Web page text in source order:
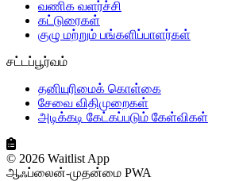
வணிக வளர்ச்சி
கட்டுரைகள்
குழு மற்றும் பங்களிப்பாளர்கள்
சட்டப்பூர்வம்
தனியுரிமைக் கொள்கை
சேவை விதிமுறைகள்
அடிக்கடி கேட்கப்படும் கேள்விகள்
© 2026 Waitlist App
ஆஃப்லைன்-முதன்மை PWA